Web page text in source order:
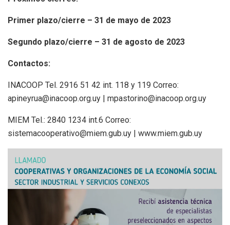
Primer plazo/cierre – 31 de mayo de 2023
Segundo plazo/cierre – 31 de agosto de 2023
Contactos:
INACOOP Tel. 2916 51 42 int. 118 y 119 Correo:
apineyrua@inacoop.org.uy | mpastorino@inacoop.org.uy
MIEM Tel.: 2840 1234 int.6 Correo:
sistemacooperativo@miem.gub.uy | www.miem.gub.uy